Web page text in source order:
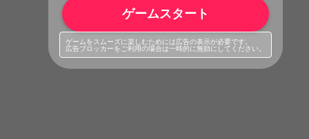
ゲームスタート
ゲームをスムーズに楽しむためには広告の表示が必要です。
広告ブロッカーをご利用の場合は一時的に無効にしてください。